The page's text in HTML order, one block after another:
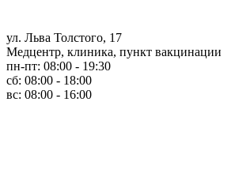
ул. Льва Толстого, 17
Медцентр, клиника, пункт вакцинации
пн-пт: 08:00 - 19:30
сб: 08:00 - 18:00
вс: 08:00 - 16:00